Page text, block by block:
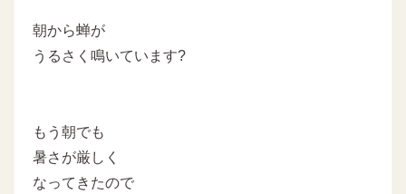
朝から蝉が
うるさく鳴いています?
もう朝でも
暑さが厳しく
なってきたので